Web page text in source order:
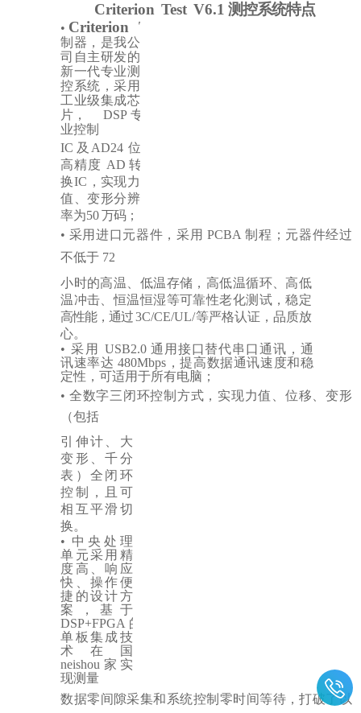
Criterion Test V6.1 测控系统特点
• Criterion Test
制器，是我公
司自主研发的
新一代专业测
控系统，采用
工业级集成芯
片，
DSP 专
业控制
IC 及 AD24 位
高精度 AD 转
换IC， 实现力
值、变形分辨
率为50万码；
• 采用进口元器件，采用 PCBA 制程；元器件经过
不低于 72
小时的高温、低温存储，高低温循环、高低
温冲击、恒温恒湿等可靠性老化测试，稳定
高性能，通过 3C/CE/UL/等严格认证，品质放
心。
•采用 USB2.0 通用接口替代串口通讯，通
讯速率达 480Mbps，提高数据通讯速度和稳
定性，可适用于所有电脑；
• 全数字三闭环控制方式，实现力值、位移、变形
（包括
引伸计、大
变形、千分
表）全闭环
控制，且可
相互平滑切
换。
• 中央处理
单元采用精
度高、响应
快、操作便
捷的设计方
案，基于
DSP+FPGA 的
单板集成技
术在国
neishou家实
现测量
数据零间隙采集和系统控制零时间等待，打破了以